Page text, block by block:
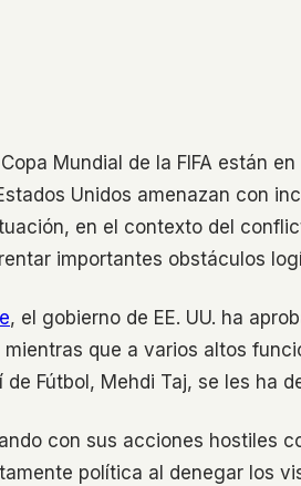
Mundial de la FIFA están
Unidos amenazan con
en el contexto del
importantes obstáculos
, el gobierno de EE. UU. ha
que a varios altos
Fútbol, Mehdi Taj, se les ha
con sus acciones hostiles
política al denegar los